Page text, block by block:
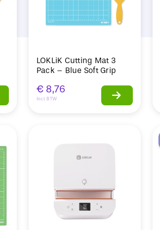
LOKLiK Cutting Mat 3
Pack – Blue Soft Grip
€ 8,76
Incl. BTW